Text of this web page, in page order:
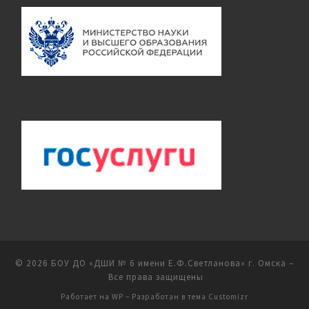
© 2026 БОУ ДО «ДШИ № 6 имени Е.Ф.Светланова» г. Омска –
Все права защищены
Работает на WP – Разработан в тема Customizr